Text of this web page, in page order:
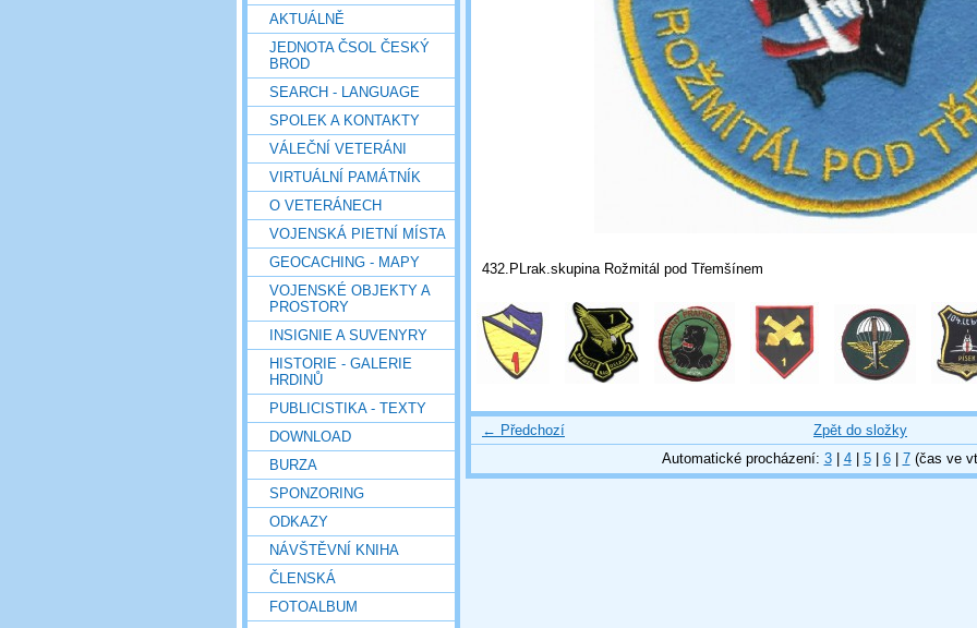
AKTUÁLNĚ
JEDNOTA ČSOL ČESKÝ
BROD
SEARCH - LANGUAGE
SPOLEK A KONTAKTY
VÁLEČNÍ VETERÁNI
VIRTUÁLNÍ PAMÁTNÍK
O VETERÁNECH
VOJENSKÁ PIETNÍ MÍSTA
GEOCACHING - MAPY
VOJENSKÉ OBJEKTY A
PROSTORY
INSIGNIE A SUVENYRY
HISTORIE - GALERIE
HRDINŮ
PUBLICISTIKA - TEXTY
DOWNLOAD
BURZA
SPONZORING
ODKAZY
NÁVŠTĚVNÍ KNIHA
ČLENSKÁ
FOTOALBUM
432.PLrak.skupina Rožmitál pod Třemšínem
← Předchozí
Zpět do složky
Automatické procházení: 3| 4| 5| 6| 7(čas ve